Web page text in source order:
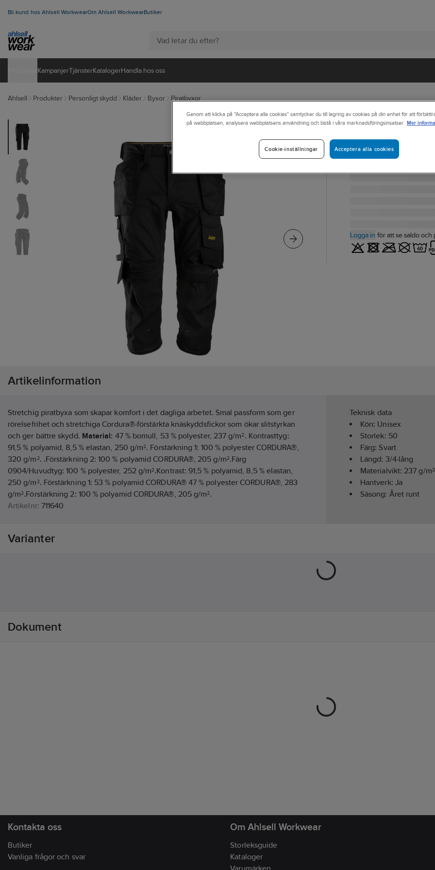
Bli kund hos Ahlsell WorkwearOm Ahlsell WorkwearButiker
KampanjerTjänsterKatalogerHandla hos oss
Ahlsell Produkter Personligt skydd Kläder Byxor Piratbyxor
SNICKERS WORKWEAR
PIRATBYXA SNICKERS
Artikelnr: 711640
Logga in för att se saldo och
Artikelinformation
Stretchig piratbyxa som skapar komfort i det dagliga arbetet. Smal passform som ger
rörelsefrihet och stretchiga Cordura®-förstärkta knäskyddsfickor som ökar slitstyrkan
och ger bättre skydd. Material: 47 % bomull, 53 % polyester, 237 g/m². Kontrasttyg:
91,5 % polyamid, 8,5 % elastan, 250 g/m². Förstärkning 1: 100 % polyester CORDURA®,
320 g/m². .Förstärkning 2: 100 % polyamid CORDURA®, 205 g/m².Färg
0904/Huvudtyg: 100 % polyester, 252 g/m².Kontrast: 91,5 % polyamid, 8,5 % elastan,
250 g/m². Förstärkning 1: 53 % polyamid CORDURA® 47 % polyester CORDURA®, 283
g/m².Förstärkning 2: 100 % polyamid CORDURA®, 205 g/m².
Artikelnr: 711640
Materialklass
Teknisk data
Kön: Unisex
Storlek: 50
Färg:Svart
Längd: 3/4-lång
Materialvikt:237 g/m²
Hantverk: Ja
Säsong: Året runt
Varianter
Dokument
Kontakta oss
Butiker
Vanliga frågor och svar
Om Ahlsell Workwear
Storleksguide
Kataloger
Genom att klicka på "Acceptera alla cookies" samtycker du till lagring av cookies på din enhet för att
på webbplatsen, analysera webbplatsens användning och bistå i våra marknadsföringsinsatser. Mer
Acceptera alla cookies
Cookie-inställningar